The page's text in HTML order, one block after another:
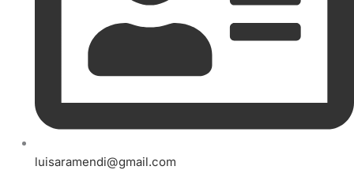
luisaramendi@gmail.com